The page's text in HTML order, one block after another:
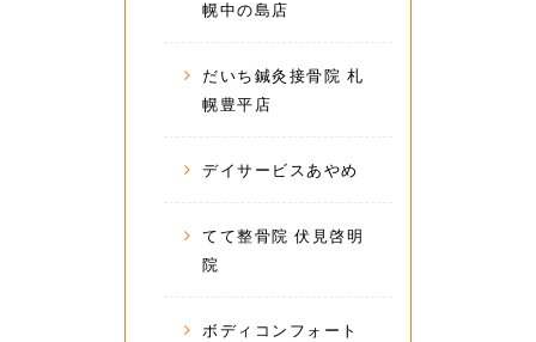
幌中の島店
だいち鍼灸接骨院 札
幌豊平店
デイサービスあやめ
てて整骨院 伏見啓明
院
ボディコンフォート